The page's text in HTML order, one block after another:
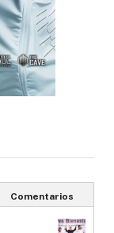
Comentarios